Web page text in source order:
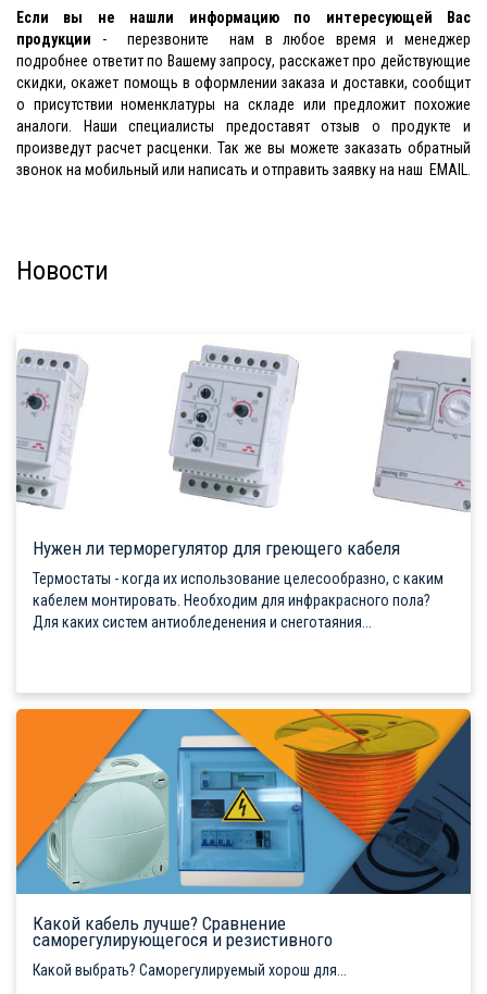
Если вы не нашли информацию по интересующей Вас
продукции - перезвоните нам в любое время и менеджер
подробнее ответит по Вашему запросу, расскажет про действующие
скидки, окажет помощь в оформлении заказа и доставки, сообщит
о присутствии номенклатуры на складе или предложит похожие
аналоги. Наши специалисты предоставят отзыв о продукте и
произведут расчет расценки. Так же вы можете заказать обратный
звонок на мобильный или написать и отправить заявку на наш EMAIL.
Новости
Нужен ли терморегулятор для греющего кабеля
Термостаты - когда их использование целесообразно, с каким
кабелем монтировать. Необходим для инфракрасного пола?
Для каких систем антиобледенения и снеготаяния...
Какой кабель лучше? Сравнение
саморегулирующегося и резистивного
Какой выбрать? Саморегулируемый хорош для...